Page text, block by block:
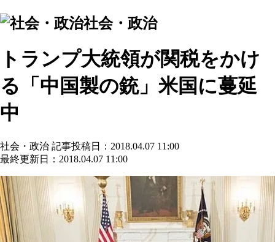
社会・政治
トランプ大統領が関税をかけ
る「中国製の銃」米国に蔓延
中
社会・政治 記事投稿日：2018.04.07 11:00
最終更新日：2018.04.07 11:00